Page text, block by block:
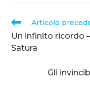
Articolo
Un infinito ricordo
Satura
Gli